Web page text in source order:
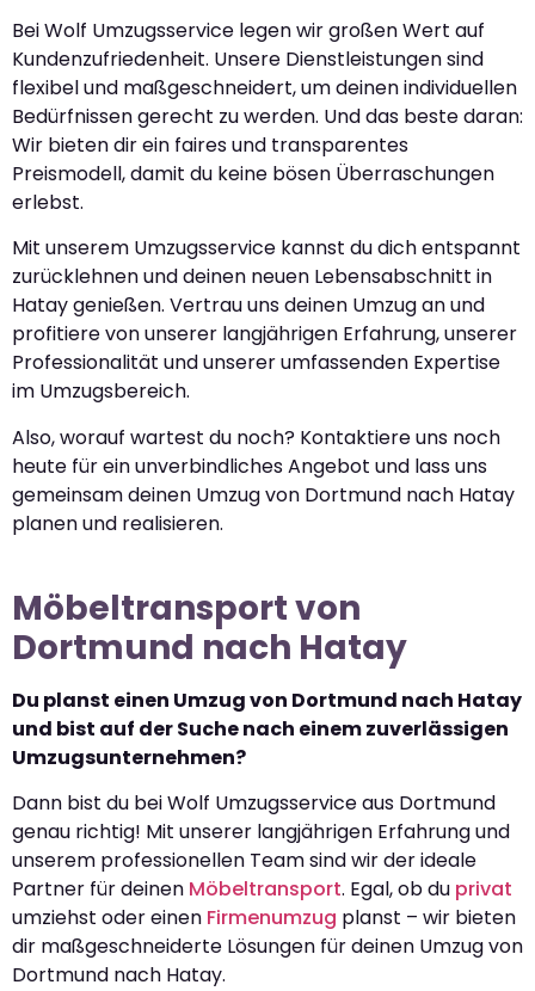
Bei Wolf Umzugsservice legen wir großen Wert auf
Kundenzufriedenheit. Unsere Dienstleistungen sind
flexibel und maßgeschneidert, um deinen individuellen
Bedürfnissen gerecht zu werden. Und das beste daran:
Wir bieten dir ein faires und transparentes
Preismodell, damit du keine bösen Überraschungen
erlebst.
Mit unserem Umzugsservice kannst du dich entspannt
zurücklehnen und deinen neuen Lebensabschnitt in
Hatay genießen. Vertrau uns deinen Umzug an und
profitiere von unserer langjährigen Erfahrung, unserer
Professionalität und unserer umfassenden Expertise
im Umzugsbereich.
Also, worauf wartest du noch? Kontaktiere uns noch
heute für ein unverbindliches Angebot und lass uns
gemeinsam deinen Umzug von Dortmund nach Hatay
planen und realisieren.
Möbeltransport von
Dortmund nach Hatay
Du planst einen Umzug von Dortmund nach Hatay
und bist auf der Suche nach einem zuverlässigen
Umzugsunternehmen?
Dann bist du bei Wolf Umzugsservice aus Dortmund
genau richtig! Mit unserer langjährigen Erfahrung und
unserem professionellen Team sind wir der ideale
Partner für deinen Möbeltransport. Egal, ob du privat
umziehst oder einen Firmenumzug planst – wir bieten
dir maßgeschneiderte Lösungen für deinen Umzug von
Dortmund nach Hatay.